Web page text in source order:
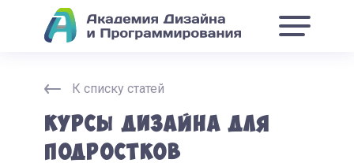
К списку статей
Курсы дизайна для
подростков